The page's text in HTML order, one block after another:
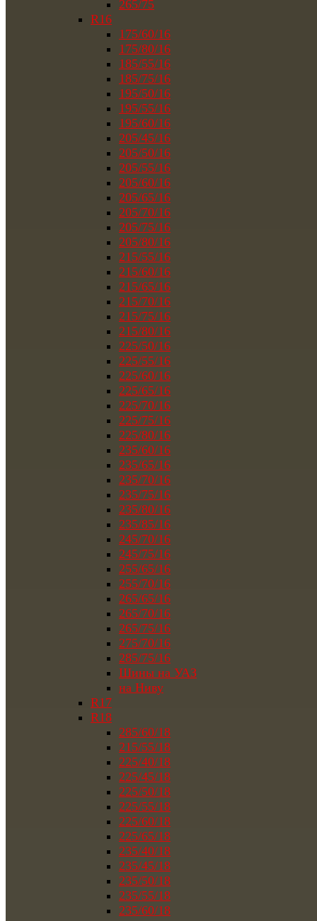
265/75
R16
175/60/16
175/80/16
185/55/16
185/75/16
195/50/16
195/55/16
195/60/16
205/45/16
205/50/16
205/55/16
205/60/16
205/65/16
205/70/16
205/75/16
205/80/16
215/55/16
215/60/16
215/65/16
215/70/16
215/75/16
215/80/16
225/50/16
225/55/16
225/60/16
225/65/16
225/70/16
225/75/16
225/80/16
235/60/16
235/65/16
235/70/16
235/75/16
235/80/16
235/85/16
245/70/16
245/75/16
255/65/16
255/70/16
265/65/16
265/70/16
265/75/16
275/70/16
285/75/16
Шины на УАЗ
на Ниву
R17
R18
285/60/18
215/55/18
225/40/18
225/45/18
225/50/18
225/55/18
225/60/18
225/65/18
235/40/18
235/45/18
235/50/18
235/55/18
235/60/18